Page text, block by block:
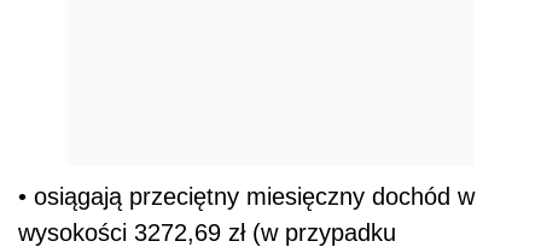
• osiągają przeciętny miesięczny dochód w
wysokości 3272,69 zł (w przypadku